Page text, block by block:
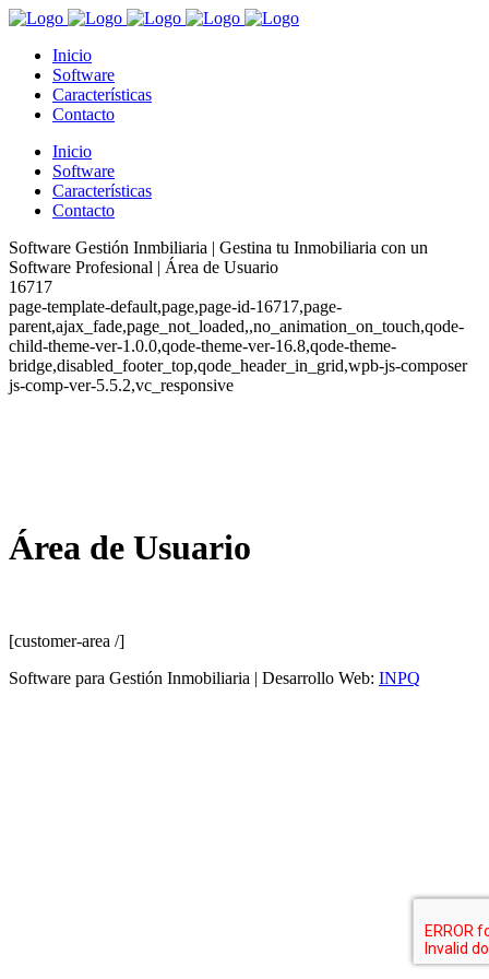
Inicio
Software
Características
Contacto
Inicio
Software
Características
Contacto
Software Gestión Inmbiliaria | Gestina tu Inmobiliaria con un
Software Profesional | Área de Usuario
16717
page-template-default,page,page-id-16717,page-
parent,ajax_fade,page_not_loaded,,no_animation_on_touch,qode-
child-theme-ver-1.0.0,qode-theme-ver-16.8,qode-theme-
bridge,disabled_footer_top,qode_header_in_grid,wpb-js-composer
js-comp-ver-5.5.2,vc_responsive
Área de Usuario
[customer-area /]
Software para Gestión Inmobiliaria | Desarrollo Web: INPQ